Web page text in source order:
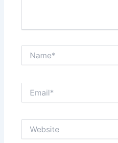
Name*
Website